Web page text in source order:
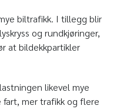
biltrafikk. I tillegg blir
og rundkjøringer,
at bildekkpartikler
likevel mye
mer trafikk og flere